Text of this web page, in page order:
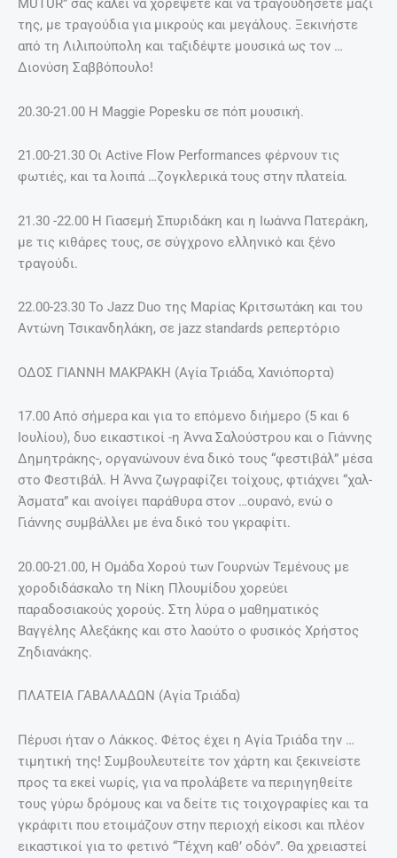
MUTUR” σας καλεί να χορέψετε και να τραγουδήσετε μαζί
της, με τραγούδια για μικρούς και μεγάλους. Ξεκινήστε
από τη Λιλιπούπολη και ταξιδέψτε μουσικά ως τον …
Διονύση Σαββόπουλο!
20.30-21.00 Η Maggie Popesku σε πόπ μουσική.
21.00-21.30 Οι Αctive Flow Performances φέρνουν τις
φωτιές, και τα λοιπά …ζογκλερικά τους στην πλατεία.
21.30 -22.00 Η Γιασεμή Σπυριδάκη και η Ιωάννα Πατεράκη,
με τις κιθάρες τους, σε σύγχρονο ελληνικό και ξένο
τραγούδι.
22.00-23.30 To Jazz Duo της Μαρίας Κριτσωτάκη και του
Αντώνη Τσικανδηλάκη, σε jazz standards ρεπερτόριο
ΟΔΟΣ ΓΙΑΝΝΗ ΜΑΚΡΑΚΗ (Αγία Τριάδα, Χανιόπορτα)
17.00 Από σήμερα και για το επόμενο διήμερο (5 και 6
Ιουλίου), δυο εικαστικοί -η Άννα Σαλούστρου και ο Γιάννης
Δημητράκης-, οργανώνουν ένα δικό τους “φεστιβάλ” μέσα
στο Φεστιβάλ. Η Άννα ζωγραφίζει τοίχους, φτιάχνει “χαλ-
Άσματα” και ανοίγει παράθυρα στον …ουρανό, ενώ ο
Γιάννης συμβάλλει με ένα δικό του γκραφίτι.
20.00-21.00, Η Ομάδα Χορού των Γουρνών Τεμένους με
χοροδιδάσκαλο τη Νίκη Πλουμίδου χορεύει
παραδοσιακούς χορούς. Στη λύρα ο μαθηματικός
Βαγγέλης Αλεξάκης και στο λαούτο ο φυσικός Χρήστος
Ζηδιανάκης.
ΠΛΑΤΕΙΑ ΓΑΒΑΛΑΔΩΝ (Αγία Τριάδα)
Πέρυσι ήταν ο Λάκκος. Φέτος έχει η Αγία Τριάδα την …
τιμητική της! Συμβουλευτείτε τον χάρτη και ξεκινείστε
προς τα εκεί νωρίς, για να προλάβετε να περιηγηθείτε
τους γύρω δρόμους και να δείτε τις τοιχογραφίες και τα
γκράφιτι που ετοιμάζουν στην περιοχή είκοσι και πλέον
εικαστικοί για το φετινό “Τέχνη καθ’ οδόν”. Θα χρειαστεί